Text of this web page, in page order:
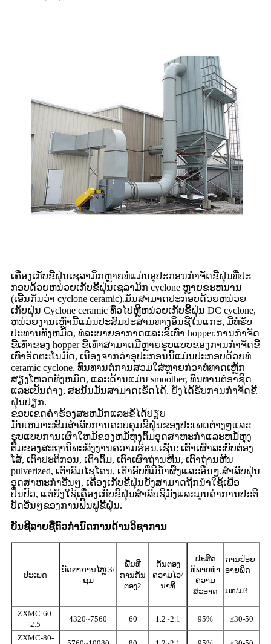
ເຄື່ອງເກັບຂີ້ຝຸ່ນເຊລາມິກຫຼາຍທໍ່ແມ່ນອຸປະກອນກໍາຈັດຂີ້ຝຸ່ນທີ່ປະ
ກອບດ້ວຍຫນ່ວຍເກັບຂີ້ຝຸ່ນເຊລາມິກ cyclone ຫຼາຍຂະຫນານ
(ເອີ້ນກັນວ່າ cyclone ceramic).ມັນສາມາດປະກອບດ້ວຍຫນ່ວຍ
ເກັບຝຸ່ນ Cyclone ceramic ທົ່ວໄປຫຼືຫນ່ວຍເກັບຂີ້ຝຸ່ນ DC cyclone,
ຫນ່ວຍງານເຫຼົ່ານີ້ແມ່ນປະສົມປະສານທາງອິນຊີໃນແກະ, ມີທໍ່ຮັບ
ປະທານທັງຫມົດ, ທໍ່ລະບາຍອາກາດແລະຂີ້ເທົ່າ hopper.ການກໍາຈັດ
ຂີ້ເທົ່າຂອງ hopper ຂີ້ເທົ່າສາມາດມີຫຼາຍຮູບແບບຂອງການກໍາຈັດຂີ້
ເທົ່າອັດຕະໂນມັດ, ເນື່ອງຈາກວ່າອຸປະກອນນີ້ແມ່ນປະກອບດ້ວຍທໍ່
ceramic cyclone, ທົນທານຕໍ່ການສວມໃສ່ຫຼາຍກ່ວາທໍ່ທາດເຫຼັກ
ສຽງໂຫວດທັງຫມົດ, ແລະດ້ານແມ່ນ smoother, ທົນທານຕໍ່ອາຊິດ
ແລະເປັນດ່າງ, ສະນັ້ນມັນສາມາດເຮັດໄດ້. ຍັງໄດ້ຮັບການກໍາຈັດຂີ້
ຝຸ່ນປຽກ.
ຂອບເຂດຄໍາຮ້ອງສະຫມັກແລະຂໍ້ໄດ້ປຽບ
ມັນເຫມາະສົມສໍາລັບການຄວບຄຸມຂີ້ຝຸ່ນຂອງປະເພດຕ່າງໆແລະ
ຮູບແບບການເຜົາໃຫມ້ຂອງຫມໍ້ຫຸງຕົ້ມອຸດສາຫະກໍາແລະຫມໍ້ຫຸງ
ຕົ້ມຂອງສະຖານີພະລັງງານຄວາມຮ້ອນ.ເຊັ່ນ: ເຕົາເຜົາລະບົບຕ່ອງ
ໂສ້, ເຕົາປະຕິກອນ, ເຕົາຕົ້ມ, ເຕົາເຜົາຖ່ານຫີນ, ເຕົາຖ່ານຫີນ
pulverized, ເຕົາລົມໄຊໂຄນ, ເຕົາອົບທີ່ມີນ້ໍາຜຶ້ງແລະອື່ນໆ.ສໍາລັບຝຸ່ນ
ອຸດສາຫະກໍາອື່ນໆ, ເຄື່ອງເກັບຂີ້ຝຸ່ນຍັງສາມາດຖືກນໍາໃຊ້ເພື່ອ
ປິ່ນປົວ, ແຕ່ຍັງໃຊ້ເຄື່ອງເກັບຂີ້ຝຸ່ນສໍາລັບຊີມັງແລະມູນຄ່າການປະຕິ
ບັດອື່ນໆຂອງການຟື້ນຟູຂີ້ຝຸ່ນ.
ບັນຊີລາຍຊື່ຕົວກໍານົດການດ້ານວິຊາການ
ປະເພດ
ອັດຕາການໄຫຼ 3/
ຊມ
ພື້ນທີ່
ການກັ່ນ
ຕອງ2
ກັ່ນຕອງ
ຄວາມໄວ/
ນາທີ
ປະສິດ
ທິພາບທໍາ
ຄວາມ
ສະອາດ
ການປ່ອຍ
ອາຍພິດ
ມກ/ມ3
ZXMC-60-
2.5
4320~7560 60 1.2~2.1 95% ≤30-50
ZXMC-80-